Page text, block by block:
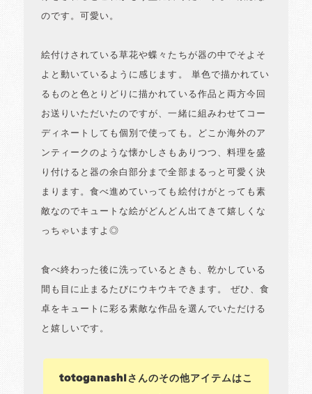
のです。可愛い。
絵付けされている草花や蝶々たちが器の中でそよそ
よと動いているように感じます。 単色で描かれてい
るものと色とりどりに描かれている作品と両方今回
お送りいただいたのですが、一緒に組みわせてコー
ディネートしても個別で使っても。どこか海外のア
ンティークのような懐かしさもありつつ、料理を盛
り付けると器の余白部分まで全部まるっと可愛く決
まります。食べ進めていっても絵付けがとっても素
敵なのでキュートな絵がどんどん出てきて嬉しくな
っちゃいますよ◎
食べ終わった後に洗っているときも、乾かしている
間も目に止まるたびにウキウキできます。 ぜひ、食
卓をキュートに彩る素敵な作品を選んでいただける
と嬉しいです。
totoganashiさんのその他アイテムはこ